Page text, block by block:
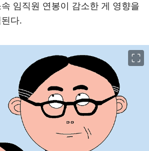
임직원 연봉이 감소한 게 영향을
다.